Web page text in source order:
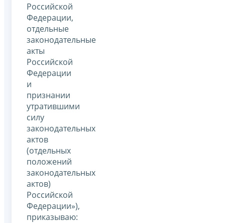
Российской
Федерации,
отдельные
законодательные
акты
Российской
Федерации
и
признании
утратившими
силу
законодательных
актов
(отдельных
положений
законодательных
актов)
Российской
Федерации»),
приказываю: